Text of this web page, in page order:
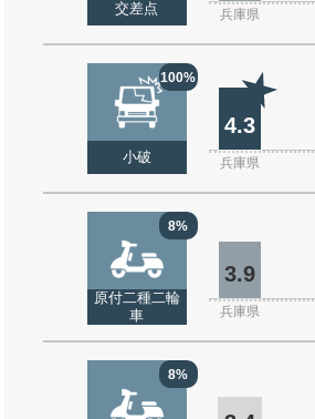
交差点 兵庫県
100%
小破
4.3
兵庫県
8%
原付二種二輪
車
3.9
兵庫県
8%